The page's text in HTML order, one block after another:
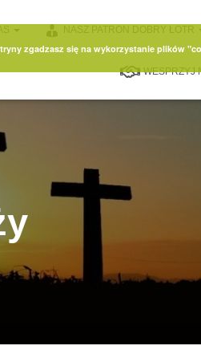
NASZ PATRON DOBRY ŁOTR
WESPRZYJ
zgadzasz się na wykorzystanie plików